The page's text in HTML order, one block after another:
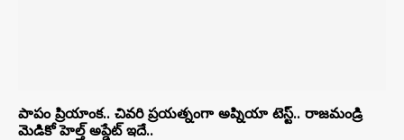
పాపం ప్రియాంక.. చివరి ప్రయత్నంగా అప్నియా టెస్ట్.. రాజమండ్రి
మెడికో హెల్త్ అప్డేట్ ఇదే..